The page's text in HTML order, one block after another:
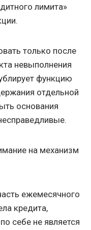
лимита»
только после
невыполнения
функцию
отдельной
основания
на механизм
ежемесячного
кредита,
себе не является